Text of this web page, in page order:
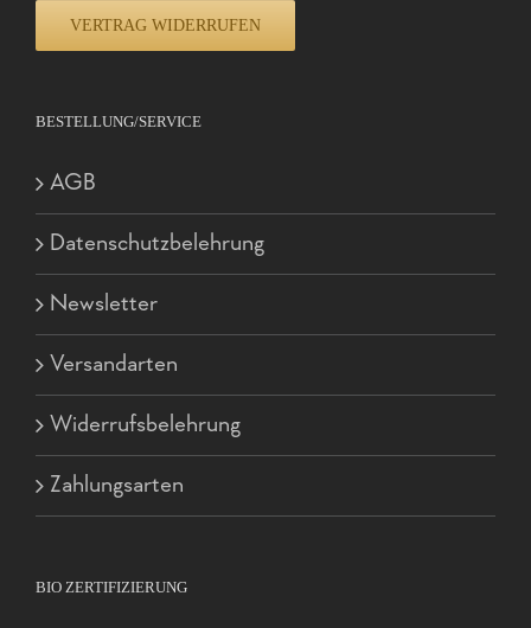
VERTRAG WIDERRUFEN
BESTELLUNG/SERVICE
AGB
Datenschutzbelehrung
Newsletter
Versandarten
Widerrufsbelehrung
Zahlungsarten
BIO ZERTIFIZIERUNG